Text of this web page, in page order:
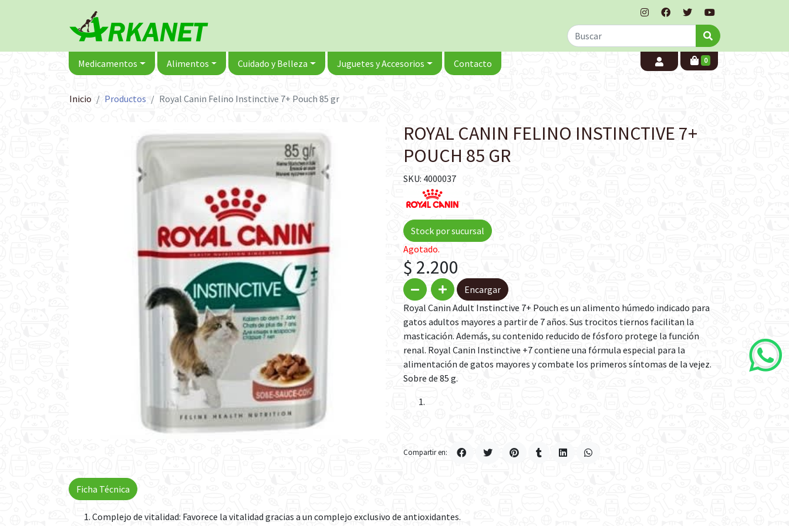
Medicamentos Alimentos Cuidado y Belleza Juguetes y Accesorios Contacto 0
Inicio Productos Royal Canin Felino Instinctive 7+ Pouch 85 gr
ROYAL CANIN FELINO INSTINCTIVE 7+
POUCH 85 GR
SKU: 4000037
Stock por sucursal
Agotado.
$ 2.200
Encargar
Royal Canin Adult Instinctive 7+ Pouch es un alimento húmedo indicado para
gatos adultos mayores a partir de 7 años. Sus trocitos tiernos facilitan la
masticación. Además, su contenido reducido de fósforo protege la función
renal. Royal Canin Instinctive +7 contiene una fórmula especial para la
alimentación de gatos mayores y combate los primeros síntomas de la vejez.
Sobre de 85 g.
Compartir en:
Complejo de vitalidad: Favorece la vitalidad gracias a un complejo exclusivo de antioxidantes.
Ficha Técnica